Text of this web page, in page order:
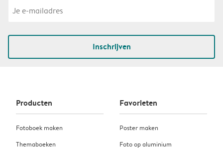
Inschrijven
Producten
Fotoboek maken
Themaboeken
Favorieten
Poster maken
Foto op aluminium